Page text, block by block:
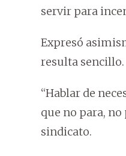
servir para
Expresó
resulta sencillo.
“Hablar de
que no para,
sindicato.